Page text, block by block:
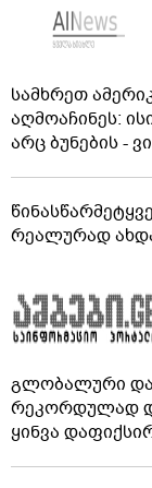
სამხრეთ
აღმოაჩინეს:
არც ბუნების -
რეალურად
გლობალური
რეკორდულად
ყინვა